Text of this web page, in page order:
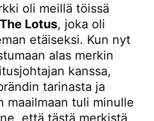
oli meillä töissä
The Lotus, joka oli
etäiseksi. Kun nyt
alas merkin
kanssa,
tarinasta ja
maailmaan tuli minulle
että tästä merkistä